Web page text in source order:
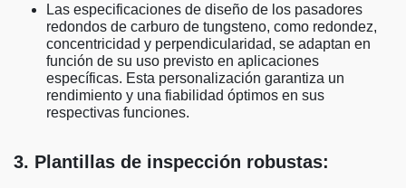
Las especificaciones de diseño de los pasadores
redondos de carburo de tungsteno, como redondez,
concentricidad y perpendicularidad, se adaptan en
función de su uso previsto en aplicaciones
específicas. Esta personalización garantiza un
rendimiento y una fiabilidad óptimos en sus
respectivas funciones.
3. Plantillas de inspección robustas: